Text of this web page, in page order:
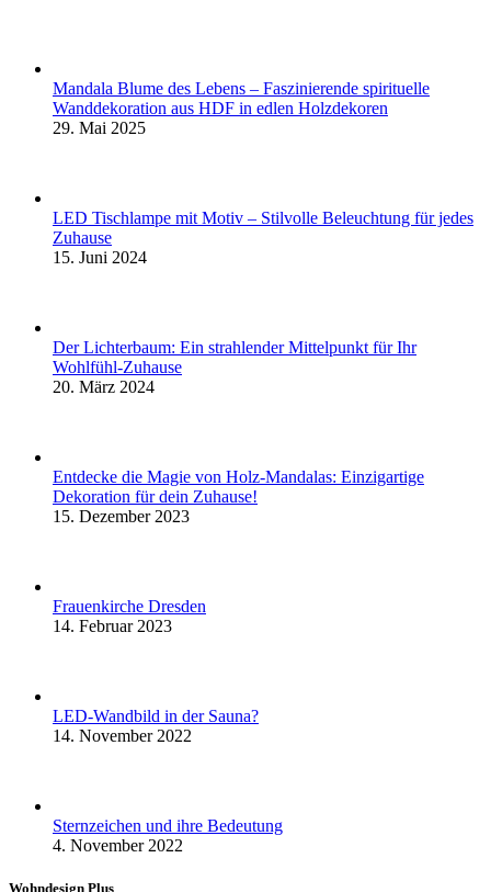
Mandala Blume des Lebens – Faszinierende spirituelle
Wanddekoration aus HDF in edlen Holzdekoren
29. Mai 2025
LED Tischlampe mit Motiv – Stilvolle Beleuchtung für jedes
Zuhause
15. Juni 2024
Der Lichterbaum: Ein strahlender Mittelpunkt für Ihr
Wohlfühl-Zuhause
20. März 2024
Entdecke die Magie von Holz-Mandalas: Einzigartige
Dekoration für dein Zuhause!
15. Dezember 2023
Frauenkirche Dresden
14. Februar 2023
LED-Wandbild in der Sauna?
14. November 2022
Sternzeichen und ihre Bedeutung
4. November 2022
Wohndesign Plus